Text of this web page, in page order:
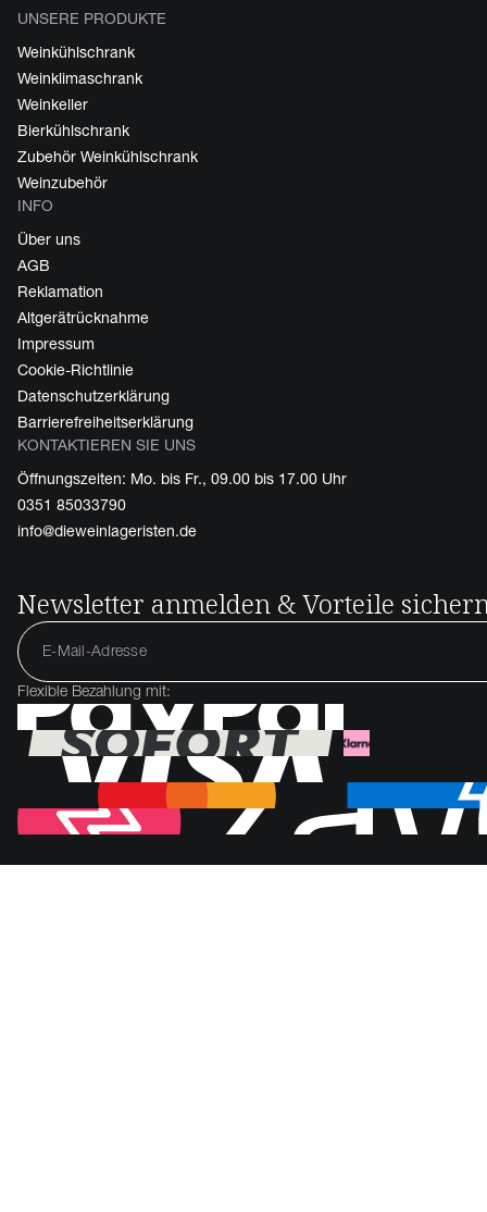
UNSERE PRODUKTE
Weinkühlschrank
Weinklimaschrank
Weinkeller
Bierkühlschrank
Zubehör Weinkühlschrank
Weinzubehör
INFO
Über uns
AGB
Reklamation
Altgerätrücknahme
Impressum
Cookie-Richtlinie
Datenschutzerklärung
Barrierefreiheitserklärung
KONTAKTIEREN SIE UNS
Öffnungszeiten: Mo. bis Fr., 09.00 bis 17.00 Uhr
0351 85033790
info@dieweinlageristen.de
Newsletter anmelden & Vorteile
Flexible Bezahlung mit: